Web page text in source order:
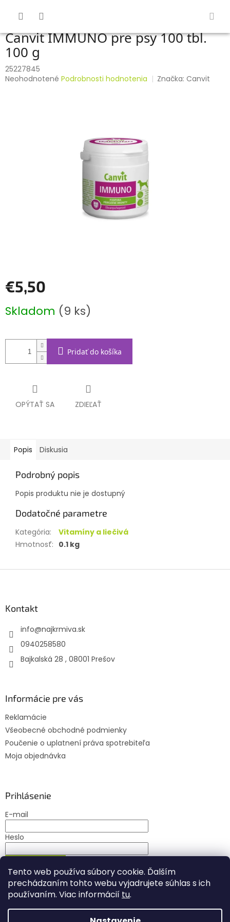
Tento web používa súbory cookie. Ďalším
prechádzaním tohto webu vyjadrujete súhlas s ich
používaním. Viac informácií tu.
Canvit IMMUNO pre psy 100 tbl.
100 g
25227845
Priemerné
Neohodnotené Podrobnosti hodnotenia Značka:Canvit
€5,50
cena:
Skladom (9 ks)
Pridať do košíka
OPÝTAŤ SA ZDIEĽAŤ
Popis Diskusia
Podrobný popis
Popis produktu nie je dostupný
Dodatočné parametre
Kategória:
Vitamíny a liečivá
Hmotnosť: 0.1 kg
Kontakt
info@najkrmiva.sk
0940258580
Bajkalská 28 , 08001 Prešov
Informácie pre vás
Reklamácie
Všeobecné obchodné podmienky
Poučenie o uplatnení práva spotrebiteľa
Moja objednávka
Prihlásenie
E-mail
Heslo
Nová registrácia Zabudnuté heslo